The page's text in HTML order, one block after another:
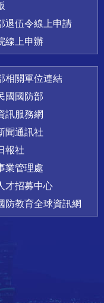
退伍令線上申請
線上申辦
相關單位連結
國國防部
訊服務網
聞通訊社
報社
業管理處
才招募中心
防教育全球資訊網